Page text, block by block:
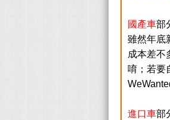
國產車部
雖然年底
成本差不
唷；若要
進口車部